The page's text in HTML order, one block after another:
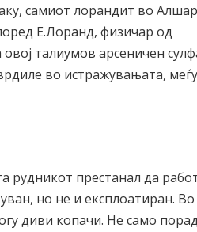
самиот лорандит во
Е.Лоранд, физичар од
талиумов арсеничен
во истражувањата,
рудникот престанал да
но не и експлоатиран. Во
диви копачи. Не само